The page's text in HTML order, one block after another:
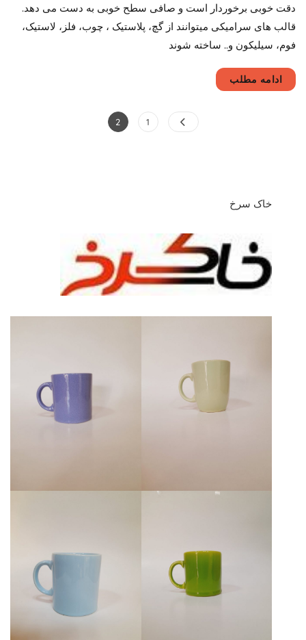
دقت خوبی برخوردار است و صافی سطح خوبی به دست می دهد.
قالب های سرامیکی میتوانند از گچ، پلاستیک ، چوب، فلز، لاستیک،
فوم، سیلیکون و.. ساخته شوند
ادامه مطلب
صفحه‌بندی
Page1
Page
2
خاک سرخ